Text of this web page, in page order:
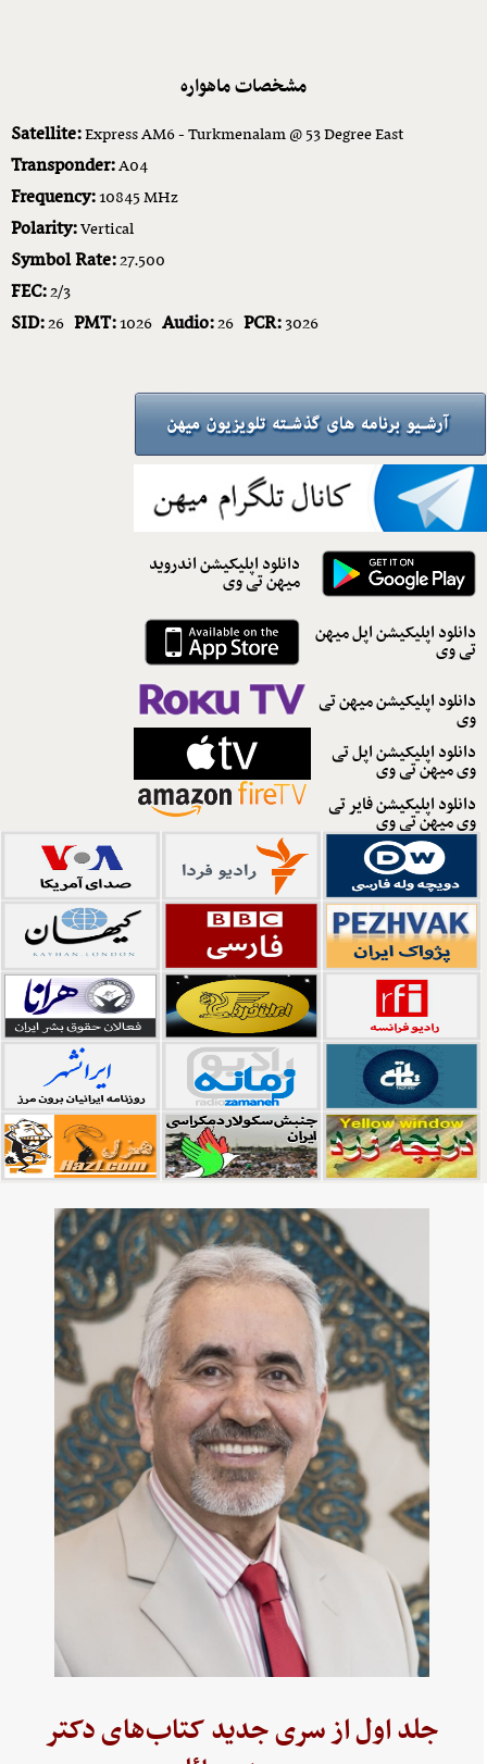
مشخصات ماهواره
Satellite:Express AM6 - Turkmenalam @ 53 Degree East
Transponder:A04
Frequency:10845 MHz
Polarity:Vertical
Symbol Rate:27.500
FEC:2/3
SID:26 PMT:1026 Audio:26 PCR:3026
دانلود اپلیکیشن اندروید
میهن تی وی
دانلود اپلیکیشن اپل میهن
تی وی
دانلود اپلیکیشن میهن تی
وی
دانلود اپلیکیشن اپل تی
وی میهن تی وی
دانلود اپلیکیشن فایر تی
وی میهن تی وی
جلد اول از سری جدید کتاب‌های دکتر